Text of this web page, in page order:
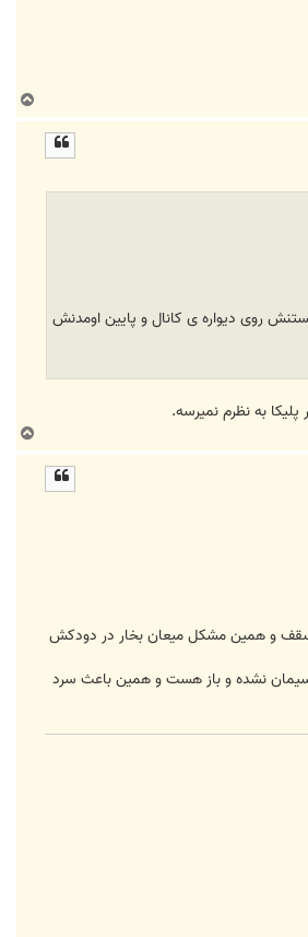
ا
روی دیواره ی کانال و پایین اومدنش
به نظرم نمیرسه.
ا
و همین مشکل میعان بخار در دودکش
عایق و سیمان نشده و باز هست و همین باعث سرد